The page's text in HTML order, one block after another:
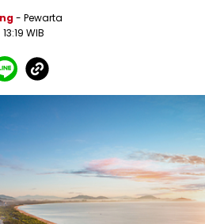
- Pewarta
WIB